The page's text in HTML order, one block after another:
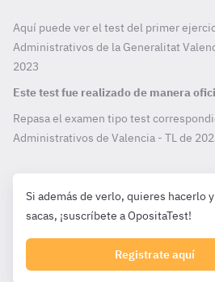
Aquí puede ver el test del primer
Administrativos de la Generalitat
2023
Este test fue realizado de manera
Repasa el examen tipo test
Administrativos de Valencia - TL de
Si además de verlo, quieres hacerlo
sacas, ¡suscríbete a OpositaTest!
Registrate aquí